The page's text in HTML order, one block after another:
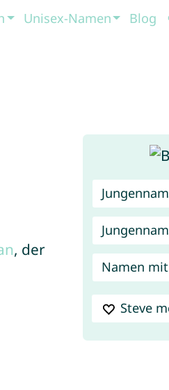
Unisex-Namen Blog
Namen
Steve
, der